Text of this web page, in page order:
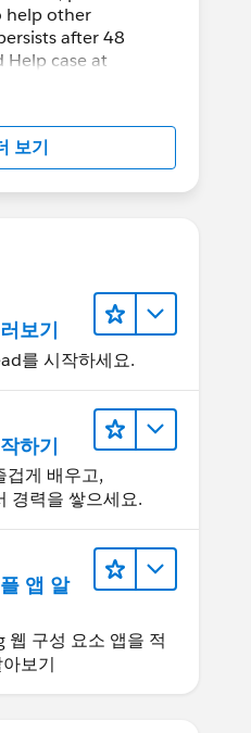
help other
after 48
Help case at
s/support
보기
보기
를 시작하세요.
하기
겁게 배우고,
경력을 쌓으세요.
앱 알
구성 요소 앱을 적
보기